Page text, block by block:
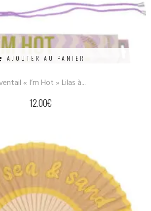
AJOUTER AU PANIER
« I’m Hot » Lilas à...
12.00€